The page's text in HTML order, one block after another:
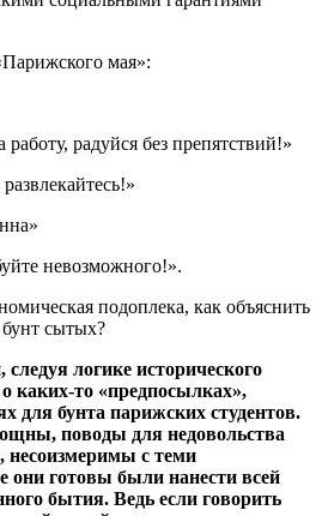
мая»:
радуйся без препятствий!»
невозможного!».
подоплека, как объяснить
бунт сытых?
логике исторического
каких-то «предпосылках»,
для бунта парижских студентов.
поводы для недовольства
несоизмеримы с теми
они готовы были нанести всей
бытия. Ведь если говорить